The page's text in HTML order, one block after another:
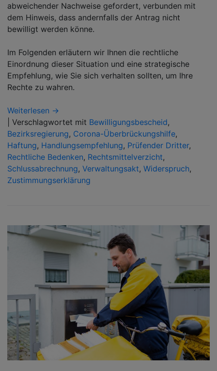
abweichender Nachweise gefordert, verbunden mit
dem Hinweis, dass andernfalls der Antrag nicht
bewilligt werden könne.
Im Folgenden erläutern wir Ihnen die rechtliche
Einordnung dieser Situation und eine strategische
Empfehlung, wie Sie sich verhalten sollten, um Ihre
Rechte zu wahren.
Weiterlesen →
Verschlagwortet mit Bewilligungsbescheid,
Bezirksregierung, Corona-Überbrückungshilfe,
Haftung, Handlungsempfehlung, Prüfender Dritter,
Rechtliche Bedenken, Rechtsmittelverzicht,
Schlussabrechnung, Verwaltungsakt, Widerspruch,
Zustimmungserklärung